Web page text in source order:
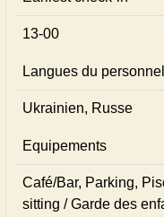
13-00
Langues du personnel
Ukrainien, Russe
Equipements
Café/Bar, Parking,
sitting / Garde des